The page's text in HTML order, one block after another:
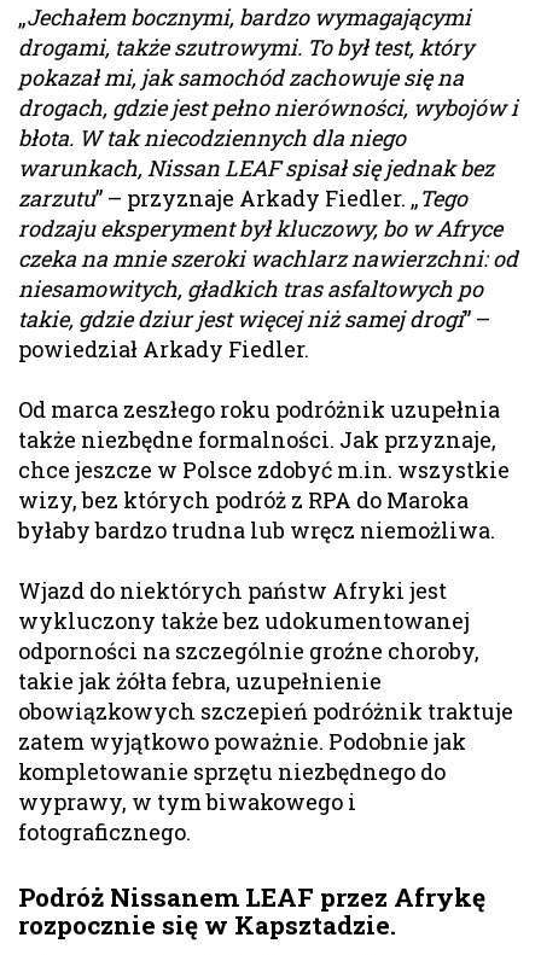
„Jechałem bocznymi, bardzo wymagającymi
drogami, także szutrowymi. To był test, który
pokazał mi, jak samochód zachowuje się na
drogach, gdzie jest pełno nierówności, wybojów i
błota. W tak niecodziennych dla niego
warunkach, Nissan LEAF spisał się jednak bez
zarzutu” – przyznaje Arkady Fiedler. „Tego
rodzaju eksperyment był kluczowy, bo w Afryce
czeka na mnie szeroki wachlarz nawierzchni: od
niesamowitych, gładkich tras asfaltowych po
takie, gdzie dziur jest więcej niż samej drogi” –
powiedział Arkady Fiedler.
Od marca zeszłego roku podróżnik uzupełnia
także niezbędne formalności. Jak przyznaje,
chce jeszcze w Polsce zdobyć m.in. wszystkie
wizy, bez których podróż z RPA do Maroka
byłaby bardzo trudna lub wręcz niemożliwa.
Wjazd do niektórych państw Afryki jest
wykluczony także bez udokumentowanej
odporności na szczególnie groźne choroby,
takie jak żółta febra, uzupełnienie
obowiązkowych szczepień podróżnik traktuje
zatem wyjątkowo poważnie. Podobnie jak
kompletowanie sprzętu niezbędnego do
wyprawy, w tym biwakowego i
fotograficznego.
Podróż Nissanem LEAF przez Afrykę
rozpocznie się w Kapsztadzie.